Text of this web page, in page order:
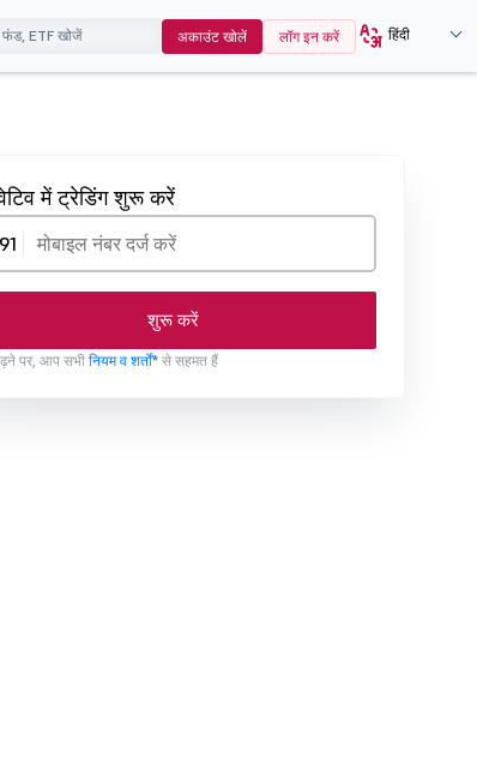
अकाउंट खोलें लॉग इन करें हिंदी
में ट्रेडिंग शुरू करें
शुरू करें
पर, आप सभीनियम व शर्तों* से सहमत हैं